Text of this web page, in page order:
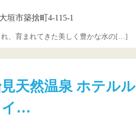
垣市築捨町4-115-1
、育まれてきた美しく豊かな水の[…]
天然温泉 ホテルル
イ…